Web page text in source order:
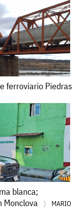
ferroviario Piedras
blanca;
Monclova
MARIO